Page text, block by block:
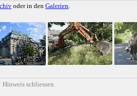
oder in den Galerien.
Hinweis schliessen